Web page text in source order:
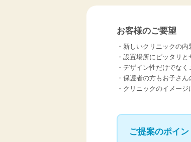
お客様のご要望
新しいクリニックの内
設置場所にピッタリと
デザイン性だけでなく
保護者の方もお子さん
クリニックのイメージ
ご提案のポイン